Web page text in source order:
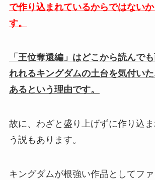
で作り込まれているからではない
す。
「王位奪還編」はどこから読んで
れれるキングダムの土台を気付い
あるという理由です。
故に、わざと盛り上げずに作り込
う説もあります。
キングダムが根強い作品としてフ